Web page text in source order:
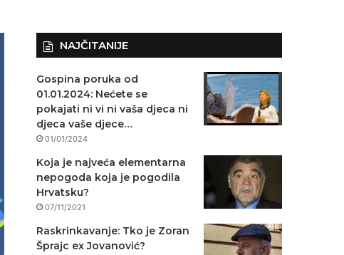
NAJČITANIJE
Gospina poruka od
01.01.2024: Nećete se
pokajati ni vi ni vaša djeca ni
djeca vaše djece…
01/01/2024
Koja je najveća elementarna
nepogoda koja je pogodila
Hrvatsku?
07/11/2021
Raskrinkavanje: Tko je Zoran
Šprajc ex Jovanović?